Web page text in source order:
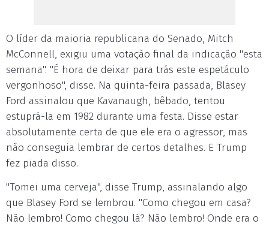
O líder da maioria republicana do Senado, Mitch
McConnell, exigiu uma votação final da indicação "esta
semana". "É hora de deixar para trás este espetáculo
vergonhoso", disse. Na quinta-feira passada, Blasey
Ford assinalou que Kavanaugh, bêbado, tentou
estuprá-la em 1982 durante uma festa. Disse estar
absolutamente certa de que ele era o agressor, mas
não conseguia lembrar de certos detalhes. E Trump
fez piada disso.
"Tomei uma cerveja", disse Trump, assinalando algo
que Blasey Ford se lembrou. "Como chegou em casa?
Não lembro! Como chegou lá? Não lembro! Onde era o